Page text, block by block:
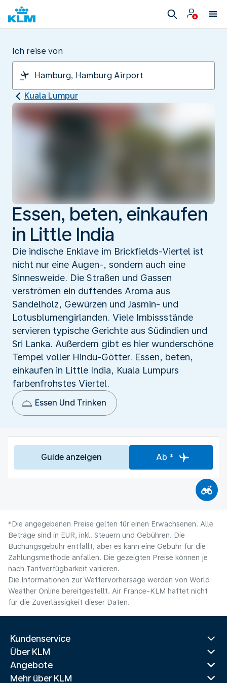
Ich reise von
Kuala Lumpur
Essen, beten, einkaufen
in Little India
Die indische Enklave im Brickfields-Viertel ist
nicht nur eine Augen-, sondern auch eine
Sinnesweide. Die Straßen und Gassen
verströmen ein duftendes Aroma aus
Sandelholz, Gewürzen und Jasmin- und
Lotusblumengirlanden. Viele Imbissstände
servieren typische Gerichte aus Südindien und
Sri Lanka. Außerdem gibt es hier wunderschöne
Tempel voller Hindu-Götter. Essen, beten,
einkaufen in Little India, Kuala Lumpurs
farbenfrohstes Viertel.
Essen Und Trinken
Guide anzeigen Ab *
*Die angegebenen Preise gelten für einen Erwachsenen. Alle
Beträge sind in EUR, inkl. Steuern und Gebühren. Die
Buchungsgebühr entfällt, aber es kann eine Gebühr für die
Zahlungsmethode anfallen. Die gezeigten Preise können je
nach Tarifverfügbarkeit variieren.
Die Informationen zur Wettervorhersage werden von World
Weather Online bereitgestellt. Air France-KLM haftet nicht
für die Zuverlässigkeit dieser Daten.
Kundenservice
Über KLM
Angebote
Mehr über KLM